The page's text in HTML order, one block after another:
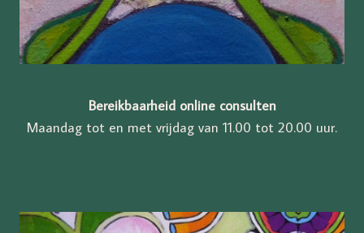
Bereikbaarheid online consulten
Maandag tot en met vrijdag van 11.00 tot 20.00 uur.